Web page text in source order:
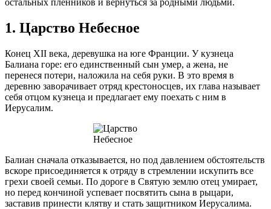
остальных пленников и вернуться за родными людьми.
1. Царство Небесное
Конец XII века, деревушка на юге Франции. У кузнеца
Балиана горе: его единственный сын умер, а жена, не
перенеся потери, наложила на себя руки. В это время в
деревню заворачивает отряд крестоносцев, их глава называет
себя отцом кузнеца и предлагает ему поехать с ним в
Иерусалим.
Балиан сначала отказывается, но под давлением обстоятельств
вскоре присоединяется к отряду в стремлении искупить все
грехи своей семьи. По дороге в Святую землю отец умирает,
но перед кончиной успевает посвятить сына в рыцари,
заставив принести клятву и стать защитником Иерусалима.